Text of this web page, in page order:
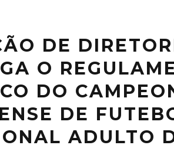
DE
O
DO
DE
ADULTO